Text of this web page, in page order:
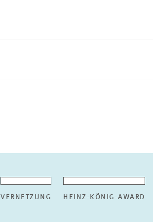
VERNETZUNG HEINZ-KÖNIG-AWARD